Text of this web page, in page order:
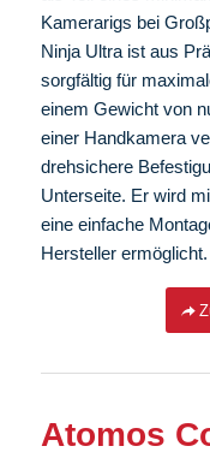
Kamerarigs bei
Ninja Ultra ist aus
sorgfältig für
einem Gewicht von
einer Handkamera
drehsichere
Unterseite. Er wird
eine einfache
Hersteller ermöglicht.
Atomos